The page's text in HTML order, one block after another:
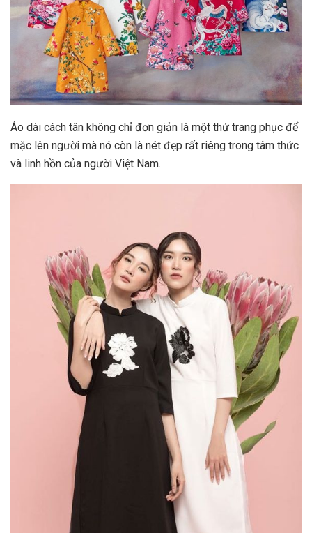
Áo dài cách tân không chỉ đơn giản là một thứ trang phục để
mặc lên người mà nó còn là nét đẹp rất riêng trong tâm thức
và linh hồn của người Việt Nam.